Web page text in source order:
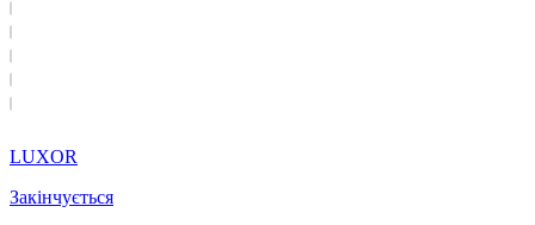
LUXOR
Закінчується